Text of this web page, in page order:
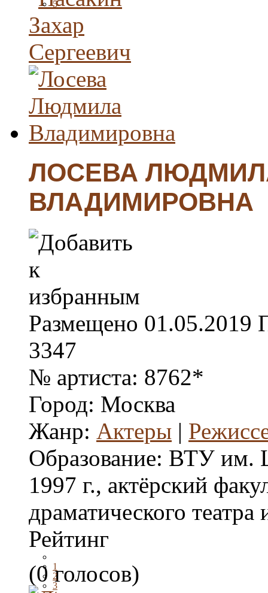
5
ЛОСЕВА
ВЛАДИМИРОВНА
Размещено 01.05.2019
3347
№ артиста: 8762*
Город: Москва
Жанр: Актеры |
Образование: ВТУ им.
1997 г., актёрский
драматического театра
Рейтинг
1
2
3
(0 голосов)